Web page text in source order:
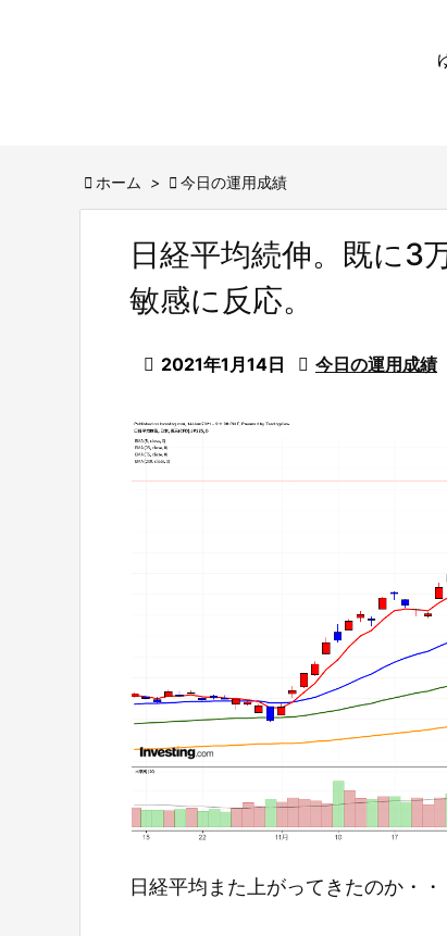
 ホーム >  今日の運用成績
日経平均続伸。既に3
敏感に反応。
 2021年1月14日  今日の運用成績
日経平均また上がってきたのか・・